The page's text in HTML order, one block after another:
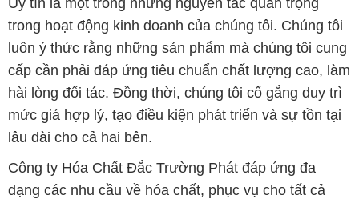
trong hoạt động kinh doanh của chúng tôi. Chúng tôi
luôn ý thức rằng những sản phẩm mà chúng tôi cung
cấp cần phải đáp ứng tiêu chuẩn chất lượng cao, làm
hài lòng đối tác. Đồng thời, chúng tôi cố gắng duy trì
mức giá hợp lý, tạo điều kiện phát triển và sự tồn tại
lâu dài cho cả hai bên.
Công ty Hóa Chất Đắc Trường Phát đáp ứng đa
dạng các nhu cầu về hóa chất, phục vụ cho tất cả